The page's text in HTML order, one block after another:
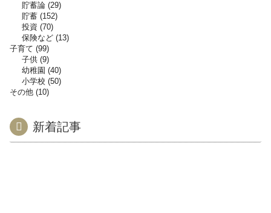
貯蓄論 29
貯蓄 152
投資 70
保険など 13
子育て 99
子供 9
幼稚園
40
小学校 50
その他 10
新着記事